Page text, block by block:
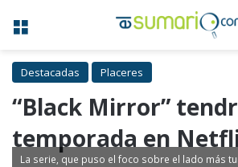
Menú
Destacadas Placeres
“Black Mirror”
temporada en
La serie, que puso el foco sobre el lado más